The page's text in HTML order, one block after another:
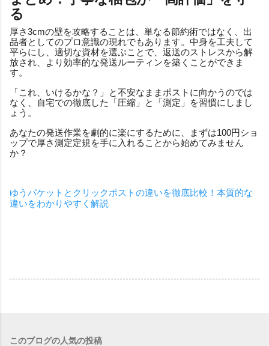
る
厚さ3cmの壁を攻略することは、単なる節約術ではなく、出
品者としてのプロ意識の現れでもあります。中身を工夫して
平らにし、適切な資材を選ぶことで、返送のストレスから解
放され、より効率的な発送ルーティンを築くことができま
す。
「これ、いけるかな？」と不安なままポストに向かうのでは
なく、自宅での徹底した「圧縮」と「測定」を習慣にしまし
ょう。
あなたの発送作業を劇的に楽にするために、まずは100円ショ
ップで厚さ測定定規を手に入れることから始めてみません
か？
ゆうパケットとクリックポストの違いを徹底比較！本質的な
違いをわかりやすく解説
このブログの人気の投稿